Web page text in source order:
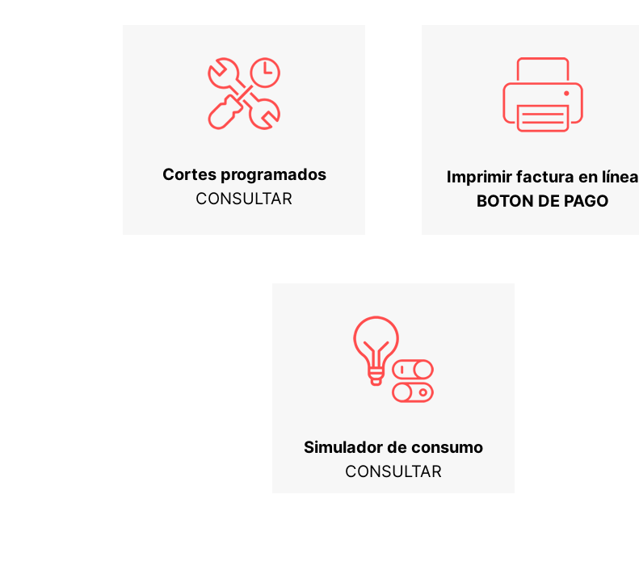
Cortes programados
CONSULTAR
Imprimir factura en línea
BOTON DE PAGO
Simulador de consumo
CONSULTAR